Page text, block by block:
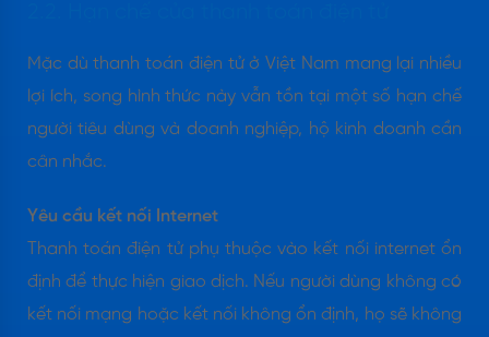
Mặc dù thanh toán điện tử ở Việt Nam mang lại nhiều
lợi ích, song hình thức này vẫn tồn tại một số hạn chế
người tiêu dùng và doanh nghiệp, hộ kinh doanh cần
cân nhắc.
Yêu cầu kết nối Internet
Thanh toán điện tử phụ thuộc vào kết nối internet ổn
định để thực hiện giao dịch. Nếu người dùng không có
kết nối mạng hoặc kết nối không ổn định, họ sẽ không